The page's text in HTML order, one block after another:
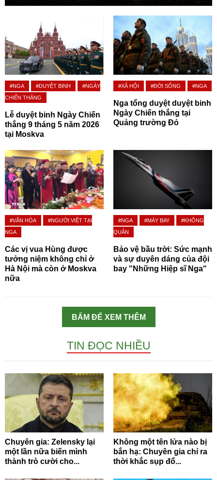
#NGA #DUYỆT BINH
#NGÀY
CHIẾN THẮNG
Lễ duyệt binh Ngày Chiến
thắng 9 tháng 5 năm 2026
tại Moskva
#XÃ HỘI #ĐỜI SỐNG #NGA
Nga tổng duyệt duyệt binh
Ngày Chiến thắng tại
Quảng trường Đỏ
#VĂN HÓA
#NGƯỜI VIỆT TẠI
NGA
Các vị vua Hùng được
tưởng niệm không chỉ ở
Hà Nội mà còn ở Moskva
nữa
#NGA #MÁY BAY
#KHÔNG
QUÂN
Bảo vệ bầu trời: Sức mạnh
và sự duyên dáng của đội
bay "Những Hiệp sĩ Nga"
BẤM ĐỂ XEM THÊM
TIN ĐỌC NHIỀU
Chuyên gia: Zelensky lại
một lần nữa biến mình
thành trò cười cho...
Không một tên lửa nào bị
bắn hạ: Chuyên gia chỉ ra
thời khắc sụp đổ...